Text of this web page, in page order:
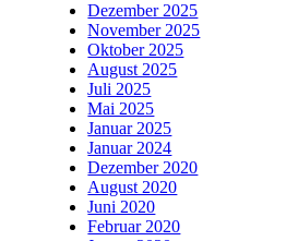
Dezember 2025
November 2025
Oktober 2025
August 2025
Juli 2025
Mai 2025
Januar 2025
Januar 2024
Dezember 2020
August 2020
Juni 2020
Februar 2020